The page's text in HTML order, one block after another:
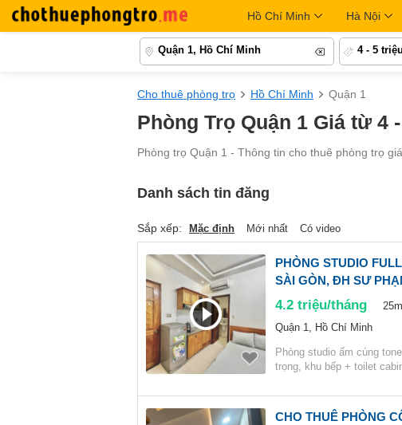
Hồ Chí Minh Hà Nội
Quận 1, Hồ Chí Minh 4 - 5 triệu
Cho thuê phòng trọ Hồ Chí Minh Quận 1
Phòng Trọ Quận 1 Giá từ 4
Phòng trọ Quận 1 - Thông tin cho thuê phòng trọ
Danh sách tin đăng
Sắp xếp: Mặc định Mới nhất Có video
PHÒNG STUDIO
SÀI GÒN, ĐH SƯ
4.2 triệu/tháng 25m
Quận 1, Hồ Chí Minh
Phòng studio ấm cúng
trọng, khu bếp + toilet
CHO THUÊ PHÒNG